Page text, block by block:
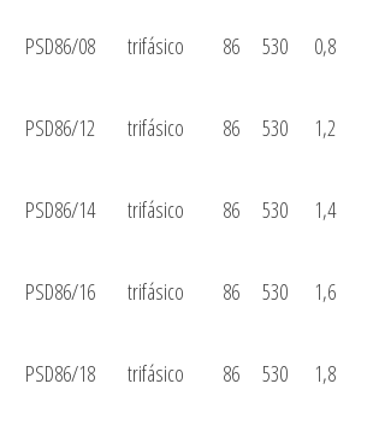
PSD86/08 trifásico 86 530 0,8
PSD86/12 trifásico 86 530 1,2
PSD86/14 trifásico 86 530 1,4
PSD86/16 trifásico 86 530 1,6
PSD86/18 trifásico 86 530 1,8